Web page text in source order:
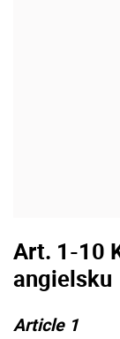
Art. 1-10
angielsku
Article 1